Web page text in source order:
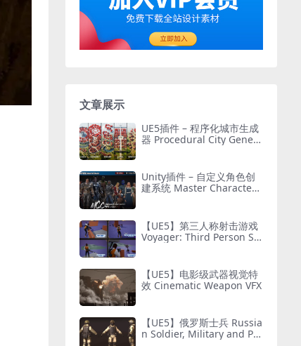
文章展示
UE5插件 – 程序化城市生成
器 Procedural City Genera
Unity插件 – 自定义角色创
建系统 Master Character
【UE5】第三人称射击游戏
Voyager: Third Person Sh
【UE5】电影级武器视觉特
效 Cinematic Weapon VFX
【UE5】俄罗斯士兵 Russia
n Soldier, Military and Pol